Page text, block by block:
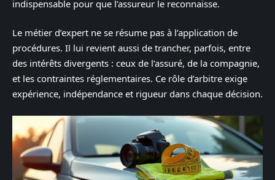
indispensable pour que l’assureur le reconnaisse.
Le métier d’expert ne se résume pas à l’application de
procédures. Il lui revient aussi de trancher, parfois, entre
des intérêts divergents : ceux de l’assuré, de la compagnie,
et les contraintes réglementaires. Ce rôle d’arbitre exige
expérience, indépendance et rigueur dans chaque décision.